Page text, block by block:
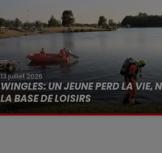
13 juillet 2026
WINGLES: UN JEUNE PERD LA VIE,
LA BASE DE LOISIRS
La victime a coulé à pic